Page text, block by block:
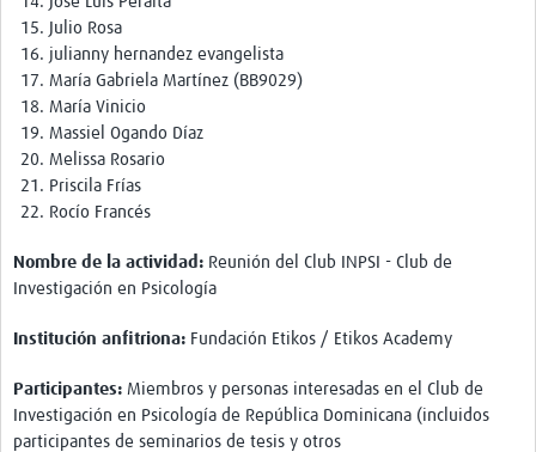
Julio Rosa
julianny hernandez evangelista
María Gabriela Martínez (BB9029)
María Vinicio
Massiel Ogando Díaz
Melissa Rosario
Priscila Frías
Rocío Francés
Nombre de la actividad: Reunión del Club INPSI - Club de
Investigación en Psicología
Institución anfitriona: Fundación Etikos / Etikos Academy
Participantes: Miembros y personas interesadas en el Club de
Investigación en Psicología de República Dominicana (incluidos
participantes de seminarios de tesis y otros